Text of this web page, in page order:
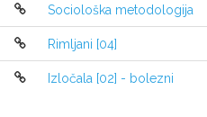
Prepad med
živahna trgovina,
tip   plantažnega
svet.
Sociološka metodologija
Rimljani [04]
Izločala [02] - bolezni